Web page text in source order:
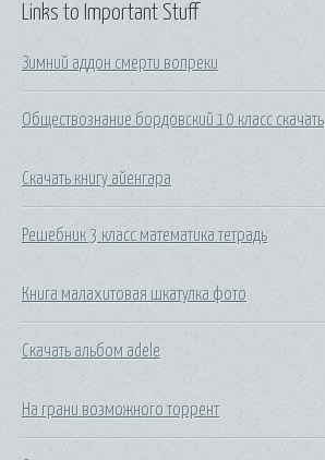
Links to Important Stuff
Зимний аддон смерти вопреки
Обществознание бордовский 10 класс скачать
Скачать книгу айенгара
Решебник 3 класс математика тетрадь
Книга малахитовая шкатулка фото
Скачать альбом adele
На грани возможного торрент